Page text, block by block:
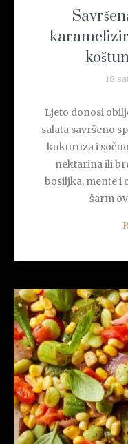
18
Ljeto donosi
salata savršeno
kukuruza i
nektarina ili
bosiljka, mente i
šarm